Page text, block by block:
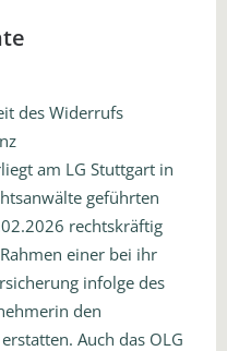
des Widerrufs
am LG Stuttgart in
geführten
rechtskräftig
einer bei ihr
infolge des
den
Auch das OLG